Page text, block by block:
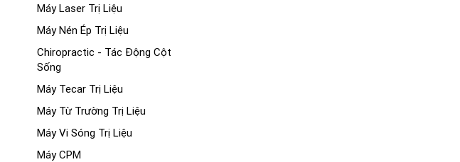
Máy Laser Trị Liệu
Máy Nén Ép Trị Liệu
Chiropractic - Tác Động Cột
Sống
Máy Tecar Trị Liệu
Máy Từ Trường Trị Liệu
Máy Vi Sóng Trị Liệu
Máy CPM